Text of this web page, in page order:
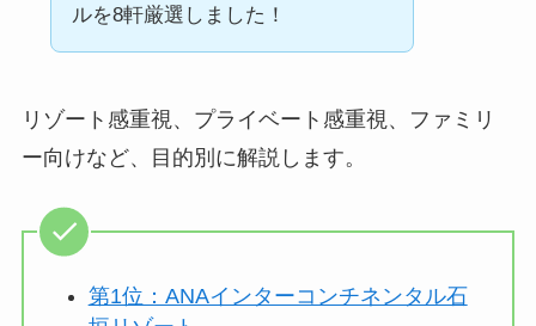
ルを8軒厳選しました！
リゾート感重視、プライベート感重視、ファミリ
ー向けなど、目的別に解説します。
第1位：ANAインターコンチネンタル石